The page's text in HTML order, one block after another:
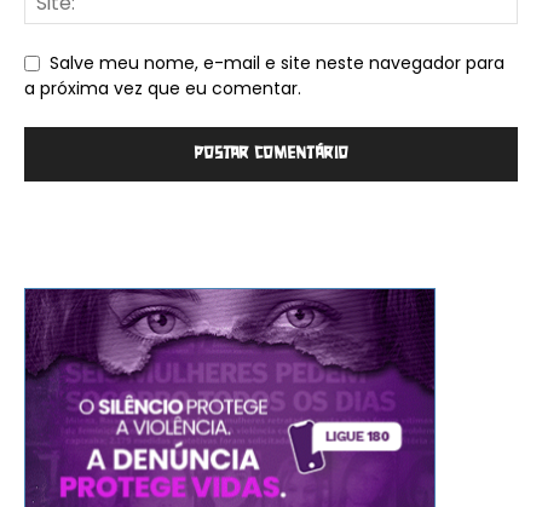
Salve meu nome, e-mail e site neste navegador para
a próxima vez que eu comentar.